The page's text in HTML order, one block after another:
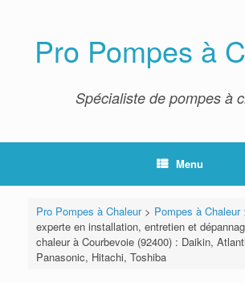
Pro Pompes à
Spécialiste de pompes à
Menu
Pro Pompes à Chaleur> Pompes à Chaleur
experte en installation, entretien et
chaleur à Courbevoie (92400) : Daikin,
Panasonic, Hitachi, Toshiba